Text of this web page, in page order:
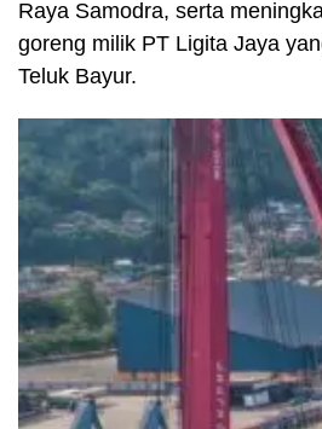
Raya Samodra, serta
goreng milik PT Ligita Jaya
Teluk Bayur.